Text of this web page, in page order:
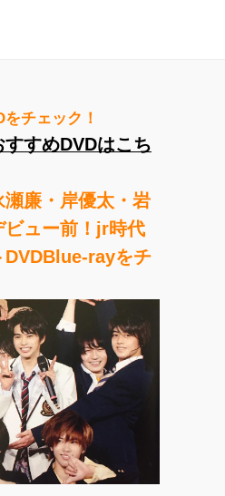
チェック！
すめDVDはこち
廉・岸優太・岩
ビュー前！jr時代
DVDBlue-rayをチ